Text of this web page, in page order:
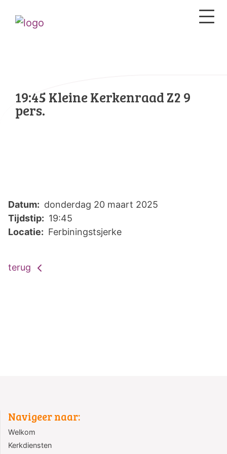
19:45 Kleine Kerkenraad Z2 9
pers.
Datum: donderdag 20 maart 2025
Tijdstip: 19:45
Locatie: Ferbiningstsjerke
terug
Navigeer naar:
Welkom
Kerkdiensten